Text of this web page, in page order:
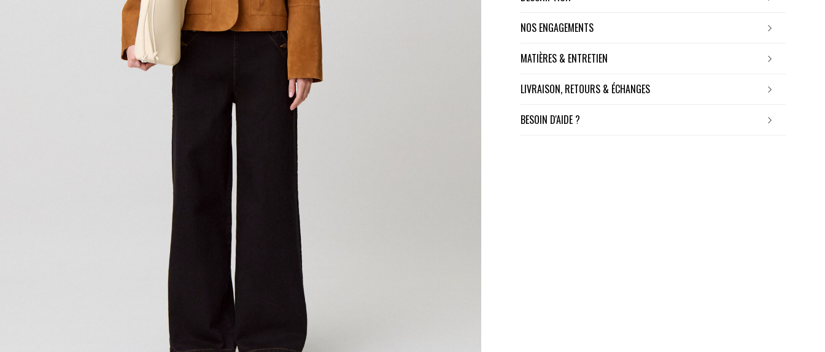
NOS ENGAGEMENTS
MATIÈRES & ENTRETIEN
LIVRAISON, RETOURS & ÉCHANGES
BESOIN D'AIDE ?